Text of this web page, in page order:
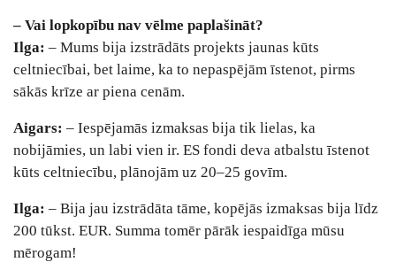
– Vai lopkopību nav vēlme paplašināt?
Ilga: – Mums bija izstrādāts projekts jaunas kūts
celtniecībai, bet laime, ka to nepaspējām īstenot, pirms
sākās krīze ar piena cenām.
Aigars: – Iespējamās izmaksas bija tik lielas, ka
nobijāmies, un labi vien ir. ES fondi deva atbalstu īstenot
kūts celtniecību, plānojām uz 20–25 govīm.
Ilga: – Bija jau izstrādāta tāme, kopējās izmaksas bija līdz
200 tūkst. EUR. Summa tomēr pārāk iespaidīga mūsu
mērogam!